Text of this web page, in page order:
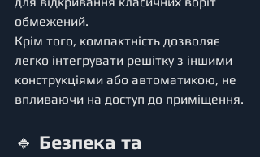
обмежений.
Крім того, компактність дозволяє
легко інтегрувати решітку з іншими
конструкціями або автоматикою, не
впливаючи на доступ до приміщення.
🔹 Безпека та